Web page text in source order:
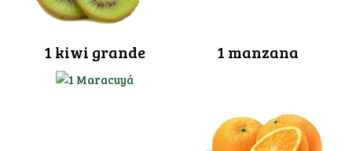
1 kiwi grande 1 manzana